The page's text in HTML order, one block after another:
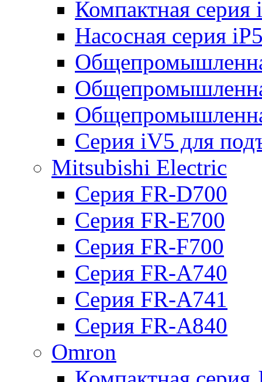
Компактная серия
Насосная серия
Серия iV5 для
Mitsubishi Electric
Серия FR-D700
Серия FR-E700
Серия FR-F700
Серия FR-А740
Серия FR-А741
Серия FR-А840
Omron